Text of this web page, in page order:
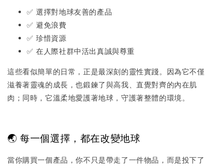
✅ 選擇對地球友善的產品
✅ 避免浪費
✅ 珍惜資源
✅ 在人際社群中活出真誠與尊重
這些看似簡單的日常，正是最深刻的靈性實踐。因為它不僅
滋養著靈魂的成長，也鍛鍊了與高我、直覺對齊的內在肌
肉；同時，它溫柔地愛護著地球，守護著整體的環境。
🌏 每一個選擇，都在改變地球
當你購買一個產品，你不只是帶走了一件物品，而是投下了